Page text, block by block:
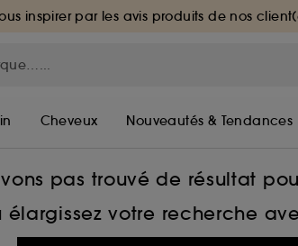
inspirer par les avis produits de nos
Cheveux Nouveautés & Tendances
pas trouvé de résultat
élargissez votre recherche